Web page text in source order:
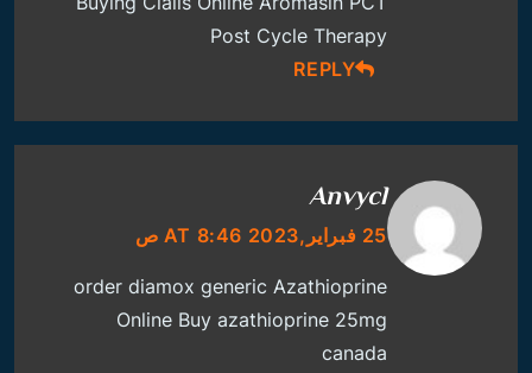
Post Cycle Therapy
REPLY
Anvycl
25 فبراير,2023 AT 8:46 ص
order diamox generic Azathioprine
Online Buy azathioprine 25mg
canada